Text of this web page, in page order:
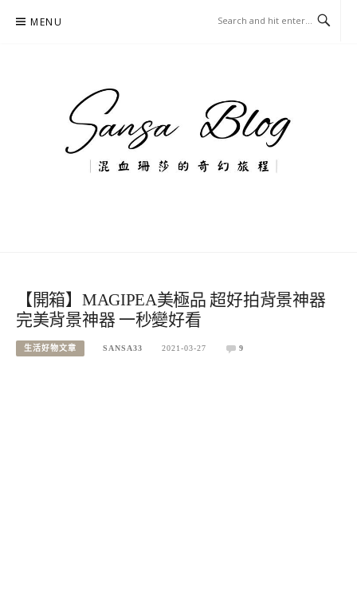
MENU
【開箱】MAGIPEA美極品 超好拍背景神器
完美背景神器 一秒變好看
生活好物文章 SANSA33 2021-03-27 9